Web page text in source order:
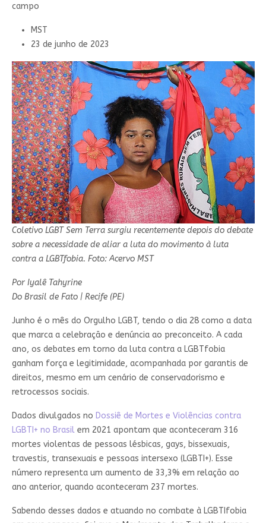
campo
MST
23 de junho de 2023
Coletivo LGBT Sem Terra surgiu recentemente depois do debate
sobre a necessidade de aliar a luta do movimento à luta
contra a LGBTfobia. Foto: Acervo MST
Por Iyalê Tahyrine
Do Brasil de Fato | Recife (PE)
Junho é o mês do Orgulho LGBT, tendo o dia 28 como a data
que marca a celebração e denúncia ao preconceito. A cada
ano, os debates em torno da luta contra a LGBTfobia
ganham força e legitimidade, acompanhada por garantis de
direitos, mesmo em um cenário de conservadorismo e
retrocessos sociais.
Dados divulgados no Dossiê de Mortes e Violências contra
LGBTI+ no Brasil em 2021 apontam que aconteceram 316
mortes violentas de pessoas lésbicas, gays, bissexuais,
travestis, transexuais e pessoas intersexo (LGBTI+). Esse
número representa um aumento de 33,3% em relação ao
ano anterior, quando aconteceram 237 mortes.
Sabendo desses dados e atuando no combate à LGBTIfobia